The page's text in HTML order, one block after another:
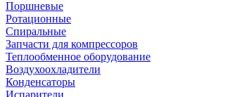
Поршневые
Ротационные
Спиральные
Запчасти для компрессоров
Теплообменное оборудование
Воздухоохладители
Конденсаторы
Испарители